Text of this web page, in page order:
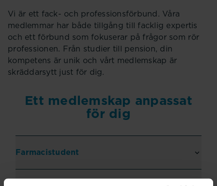
Vi är ett fack- och professionsförbund. Våra
medlemmar har både tillgång till facklig expertis
och ett förbund som fokuserar på frågor som rör
professionen. Från studier till pension, din
kompetens är unik och vårt medlemskap är
skräddarsytt just för dig.
Ett medlemskap anpassat
för dig
Farmacistudent